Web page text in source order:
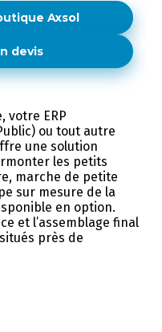
votre ERP
ou tout autre
une solution
les petits
marche de petite
sur mesure de la
en option.
et l’assemblage final
près de
Axsol
devis